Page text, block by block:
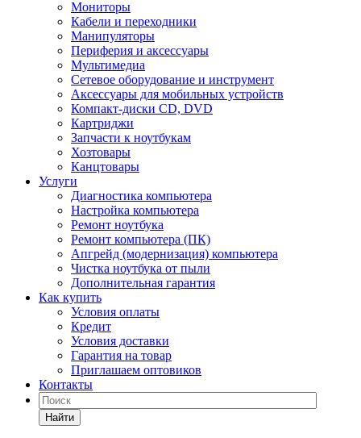
Мониторы
Кабели и переходники
Манипуляторы
Периферия и аксессуары
Мультимедиа
Сетевое оборудование и инструмент
Аксессуары для мобильных устройств
Компакт-диски CD, DVD
Картриджи
Запчасти к ноутбукам
Хозтовары
Канцтовары
Услуги
Диагностика компьютера
Настройка компьютера
Ремонт ноутбука
Ремонт компьютера (ПК)
Апгрейд (модернизация) компьютера
Чистка ноутбука от пыли
Дополнительная гарантия
Как купить
Условия оплаты
Кредит
Условия доставки
Гарантия на товар
Приглашаем оптовиков
Контакты
Найти